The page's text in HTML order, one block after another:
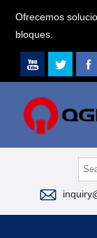
Ofrecemos
bloques.
  
